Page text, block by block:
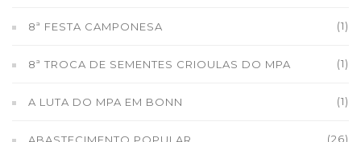
8ª FESTA CAMPONESA (1)
8ª TROCA DE SEMENTES CRIOULAS DO MPA (1)
A LUTA DO MPA EM BONN (1)
(26)